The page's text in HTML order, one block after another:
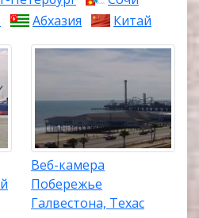
Абхазия Китай
Веб-камера
Побережье
Галвестона, Техас